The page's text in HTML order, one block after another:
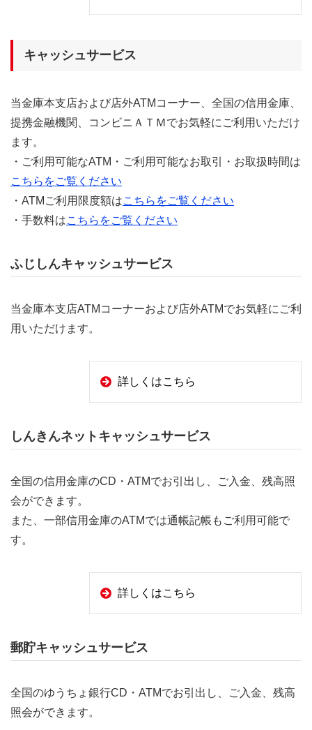
キャッシュサービス
当金庫本支店および店外ATMコーナー、全国の信用金庫、
提携金融機関、コンビニＡＴＭでお気軽にご利用いただけ
ます。
・ご利用可能なATM・ご利用可能なお取引・お取扱時間は
こちらをご覧ください
・ATMご利用限度額はこちらをご覧ください
・手数料はこちらをご覧ください
ふじしんキャッシュサービス
当金庫本支店ATMコーナーおよび店外ATMでお気軽にご利
用いただけます。
詳しくはこちら
しんきんネットキャッシュサービス
全国の信用金庫のCD・ATMでお引出し、ご入金、残高照
会ができます。
また、一部信用金庫のATMでは通帳記帳もご利用可能で
す。
詳しくはこちら
郵貯キャッシュサービス
全国のゆうちょ銀行CD・ATMでお引出し、ご入金、残高
照会ができます。